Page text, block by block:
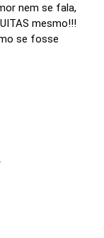
nem se fala,
mesmo!!!
se fosse